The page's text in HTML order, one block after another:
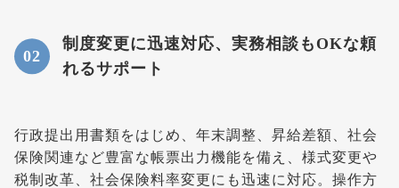
制度変更に迅速対応、実務相談もOKな頼
れるサポート
行政提出用書類をはじめ、年末調整、昇給差額、社会
保険関連など豊富な帳票出力機能を備え、様式変更や
税制改革、社会保険料率変更にも迅速に対応。操作方